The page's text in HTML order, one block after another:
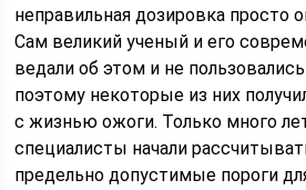
неправильная дозировка просто
Сам великий ученый и его
ведали об этом и не
поэтому некоторые из них
с жизнью ожоги. Только много
специалисты начали
предельно допустимые пороги